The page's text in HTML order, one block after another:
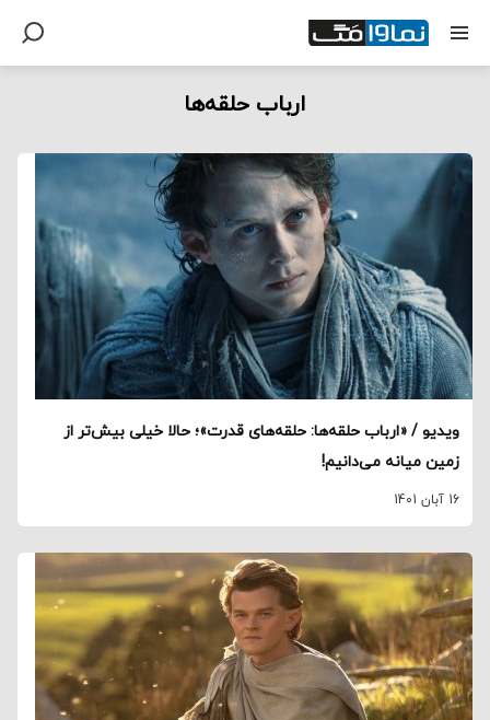
ارباب حلقه‌ها
ویدیو / «ارباب حلقه‌ها: حلقه‌های قدرت»؛ حالا خیلی بیش‌تر از
زمین میانه می‌دانیم!
16 آبان 1401